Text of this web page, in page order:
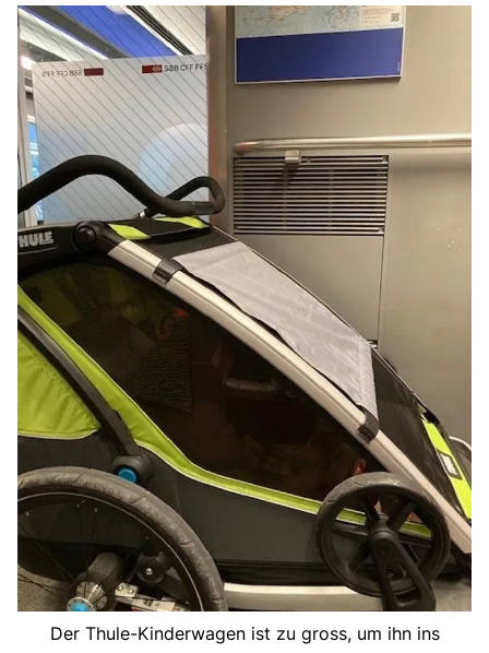
Der Thule-Kinderwagen ist zu gross, um ihn ins